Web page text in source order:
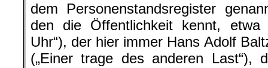
dem Personenstandsregister
den die Öffentlichkeit kennt, etwa
Uhr“), der hier immer Hans Adolf
(„Einer trage des anderen Last“),